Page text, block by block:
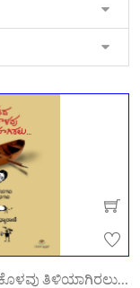
ಕದಡಿದ ಕೊಳವು ತಿಳಿಯಾಗಿರಲು | Kadadiya Kolavu Tiliyagiralu